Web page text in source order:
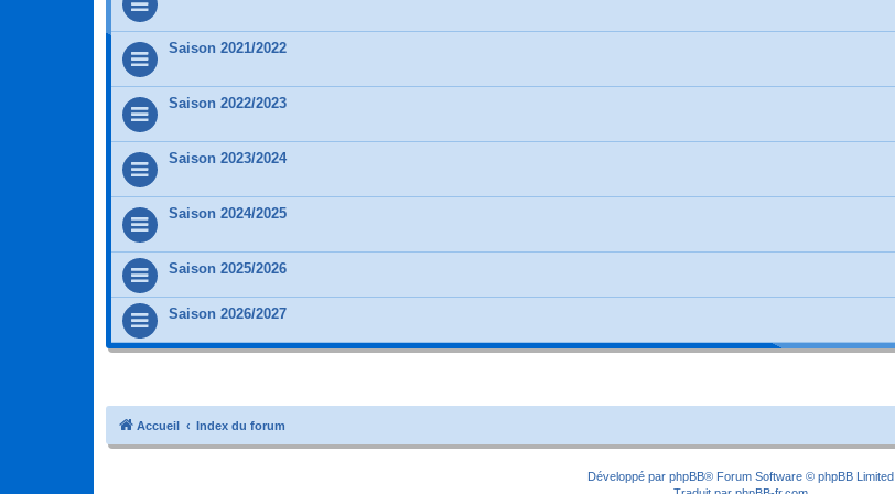
Saison 2021/2022
Saison 2022/2023
Saison 2023/2024
Saison 2024/2025
Saison 2025/2026
Saison 2026/2027
Accueil Index du forum
Développé par phpBB® Forum Software © phpBB Limited